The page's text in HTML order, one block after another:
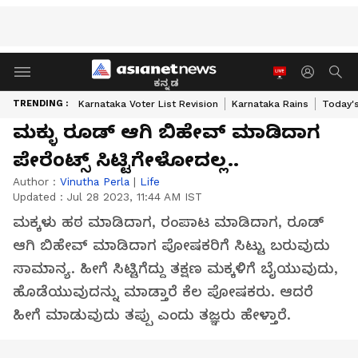
ಕನ್ನಡ
TRENDING : Karnataka Voter List Revision Karnataka Rains
ಮಕ್ಳು ರೂಡ್ ಆಗಿ ಬಿಹೇವ್ ಮಾಡಿದಾಗ
ಪೇರೆಂಟ್ಸ್‌ ಸಿಟ್ಟಿಗೇಳೋದಲ್ಲ..
Author : Vinutha Perla | Life
Updated : Jul 28 2023, 11:44 AM IST
ಮಕ್ಕಳು ಹಠ ಮಾಡಿದಾಗ, ರಂಪಾಟ ಮಾಡಿದಾಗ, ರೂಡ್
ಆಗಿ ಬಿಹೇವ್ ಮಾಡಿದಾಗ ಪೋಷಕರಿಗೆ ಸಿಟ್ಟು ಬರುವುದು
ಸಾಮಾನ್ಯ. ಹೀಗೆ ಸಿಟ್ಟಿಗೆದ್ದು ತಕ್ಷಣ ಮಕ್ಕಳಿಗೆ ಬೈಯುವುದು,
ಹೊಡೆಯುವುದನ್ನು ಮಾಡ್ತಾರೆ ಕೆಲ ಪೋಷಕರು. ಆದರೆ
ಹೀಗೆ ಮಾಡುವುದು ತಪ್ಪು ಎಂದು ತಜ್ಞರು ಹೇಳ್ತಾರೆ.